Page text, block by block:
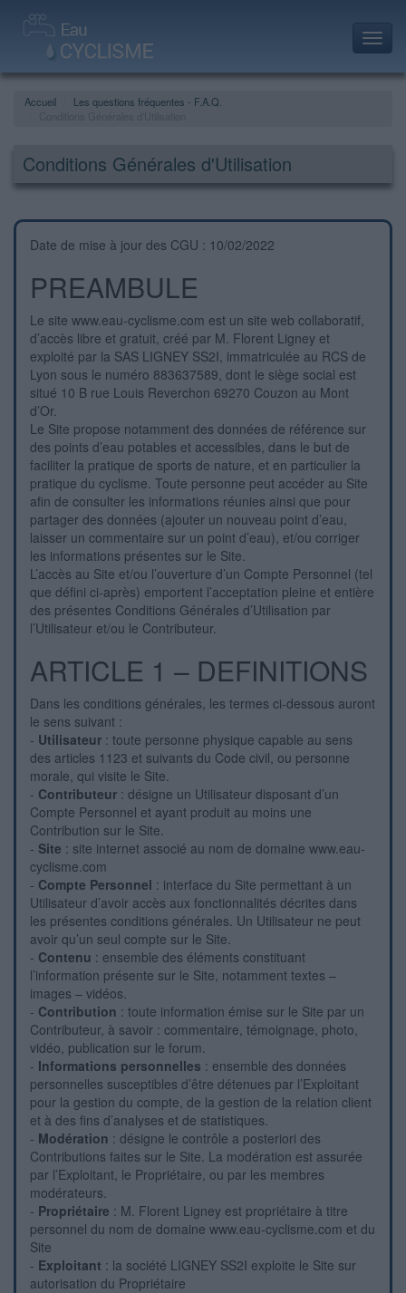
Accueil
Les questions fréquentes - F.A.Q.
Conditions Générales d'Utilisation
Date de mise à jour des CGU : 10/02/2022
PREAMBULE
Le site www.eau-cyclisme.com est un site web collaboratif,
d’accès libre et gratuit, créé par M. Florent Ligney et
exploité par la SAS LIGNEY SS2I, immatriculée au RCS de
Lyon sous le numéro 883637589, dont le siège social est
situé 10 B rue Louis Reverchon 69270 Couzon au Mont
d’Or.
Le Site propose notamment des données de référence sur
des points d’eau potables et accessibles, dans le but de
faciliter la pratique de sports de nature, et en particulier la
pratique du cyclisme. Toute personne peut accéder au Site
afin de consulter les informations réunies ainsi que pour
partager des données (ajouter un nouveau point d’eau,
laisser un commentaire sur un point d’eau), et/ou corriger
les informations présentes sur le Site.
L’accès au Site et/ou l’ouverture d’un Compte Personnel (tel
que défini ci-après) emportent l’acceptation pleine et entière
des présentes Conditions Générales d’Utilisation par
l’Utilisateur et/ou le Contributeur.
ARTICLE 1 – DEFINITIONS
Dans les conditions générales, les termes ci-dessous auront
le sens suivant :
- Utilisateur : toute personne physique capable au sens
des articles 1123 et suivants du Code civil, ou personne
morale, qui visite le Site.
- Contributeur : désigne un Utilisateur disposant d’un
Compte Personnel et ayant produit au moins une
Contribution sur le Site.
- Site : site internet associé au nom de domaine www.eau-
cyclisme.com
- Compte Personnel : interface du Site permettant à un
Utilisateur d’avoir accès aux fonctionnalités décrites dans
les présentes conditions générales. Un Utilisateur ne peut
avoir qu’un seul compte sur le Site.
- Contenu : ensemble des éléments constituant
l’information présente sur le Site, notamment textes –
images – vidéos.
- Contribution : toute information émise sur le Site par un
Contributeur, à savoir : commentaire, témoignage, photo,
vidéo, publication sur le forum.
- Informations personnelles : ensemble des données
personnelles susceptibles d’être détenues par l’Exploitant
pour la gestion du compte, de la gestion de la relation client
et à des fins d’analyses et de statistiques.
- Modération : désigne le contrôle a posteriori des
Contributions faites sur le Site. La modération est assurée
par l’Exploitant, le Propriétaire, ou par les membres
modérateurs.
- Propriétaire : M. Florent Ligney est propriétaire à titre
personnel du nom de domaine www.eau-cyclisme.com et du
Site
- Exploitant : la société LIGNEY SS2I exploite le Site sur
autorisation du Propriétaire